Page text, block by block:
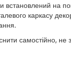
на
каркасу
самостійно,